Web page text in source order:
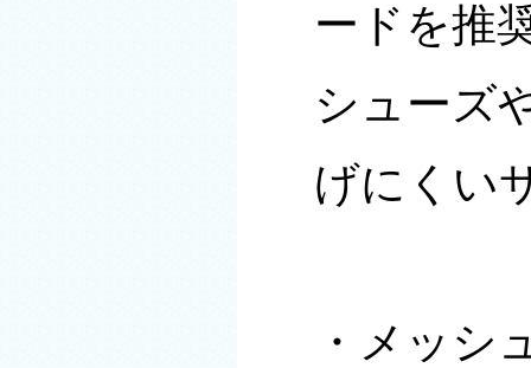
ードを推
シューズ
げにくい
・メッシ